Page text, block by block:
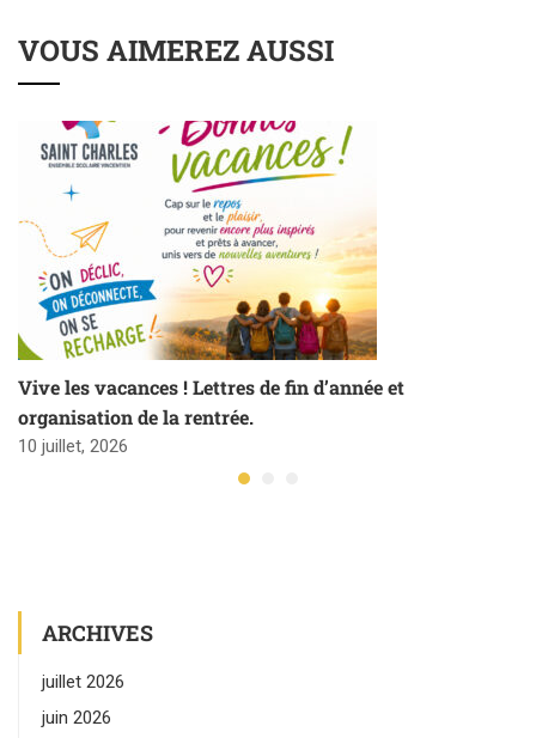
VOUS AIMEREZ AUSSI
Vive les vacances ! Lettres de fin d’année et
organisation de la rentrée.
10 juillet, 2026
ARCHIVES
juillet 2026
juin 2026